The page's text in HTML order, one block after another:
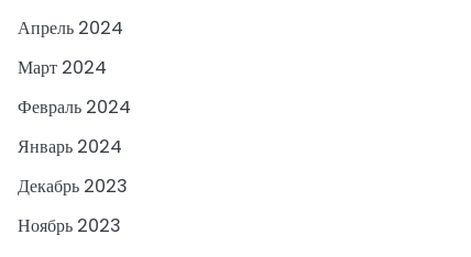
Апрель 2024
Март 2024
Февраль 2024
Январь 2024
Декабрь 2023
Ноябрь 2023